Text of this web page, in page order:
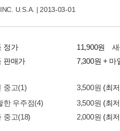
U.S.A. | 2013-03-01
정가 11,900원
판매가
7,300원 + 마
중고(1) 3,500원 (최
한 우주점(4) 3,500원 (최
중고(18)
2,000원 (최